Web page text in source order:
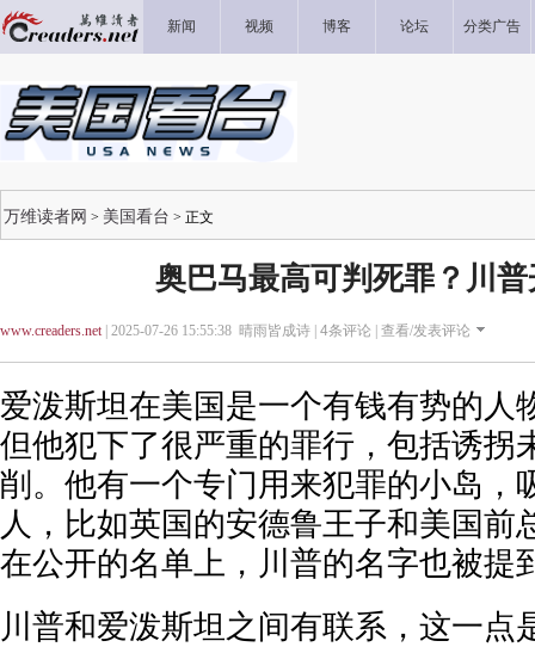
新闻 视频 博客 论坛 分类广告
万维读者网 > 美国看台 > 正文
奥巴马最高可判死罪？川
www.creaders.net| 2025-07-26 15:55:38 晴雨皆成诗 | 4条评论 | 查看/发表评论
爱泼斯坦在美国是一个有钱有势的人
但他犯下了很严重的罪行，包括诱拐
削。他有一个专门用来犯罪的小岛，
人，比如英国的安德鲁王子和美国前
在公开的名单上，川普的名字也被提
川普和爱泼斯坦之间有联系，这一点